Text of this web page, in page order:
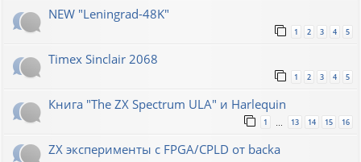
NEW "Leningrad-48K"
1 2 3 4 5
Timex Sinclair 2068
1 2 3 4 5
Книга "The ZX Spectrum ULA" и Harlequin
1 … 13 14 15 16
ZX эксперименты с FPGA/CPLD от backa